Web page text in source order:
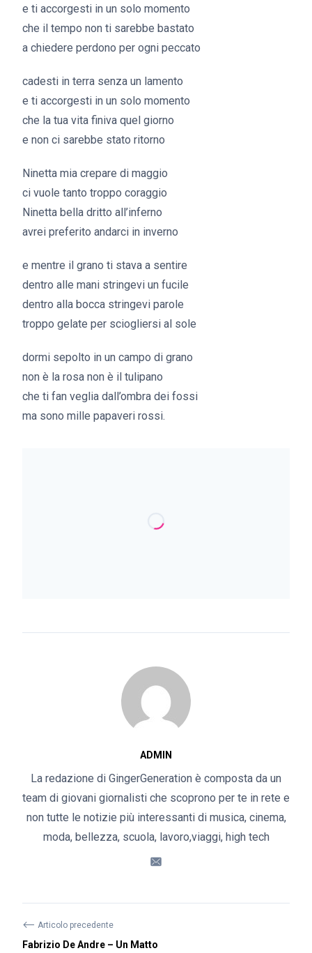
e ti accorgesti in un solo momento
che il tempo non ti sarebbe bastato
a chiedere perdono per ogni peccato
cadesti in terra senza un lamento
e ti accorgesti in un solo momento
che la tua vita finiva quel giorno
e non ci sarebbe stato ritorno
Ninetta mia crepare di maggio
ci vuole tanto troppo coraggio
Ninetta bella dritto all’inferno
avrei preferito andarci in inverno
e mentre il grano ti stava a sentire
dentro alle mani stringevi un fucile
dentro alla bocca stringevi parole
troppo gelate per sciogliersi al sole
dormi sepolto in un campo di grano
non è la rosa non è il tulipano
che ti fan veglia dall’ombra dei fossi
ma sono mille papaveri rossi.
ADMIN
La redazione di GingerGeneration è composta da un
team di giovani giornalisti che scoprono per te in rete e
non tutte le notizie più interessanti di musica, cinema,
moda, bellezza, scuola, lavoro,viaggi, high tech
⟵ Articolo precedente
Fabrizio De Andre – Un Matto